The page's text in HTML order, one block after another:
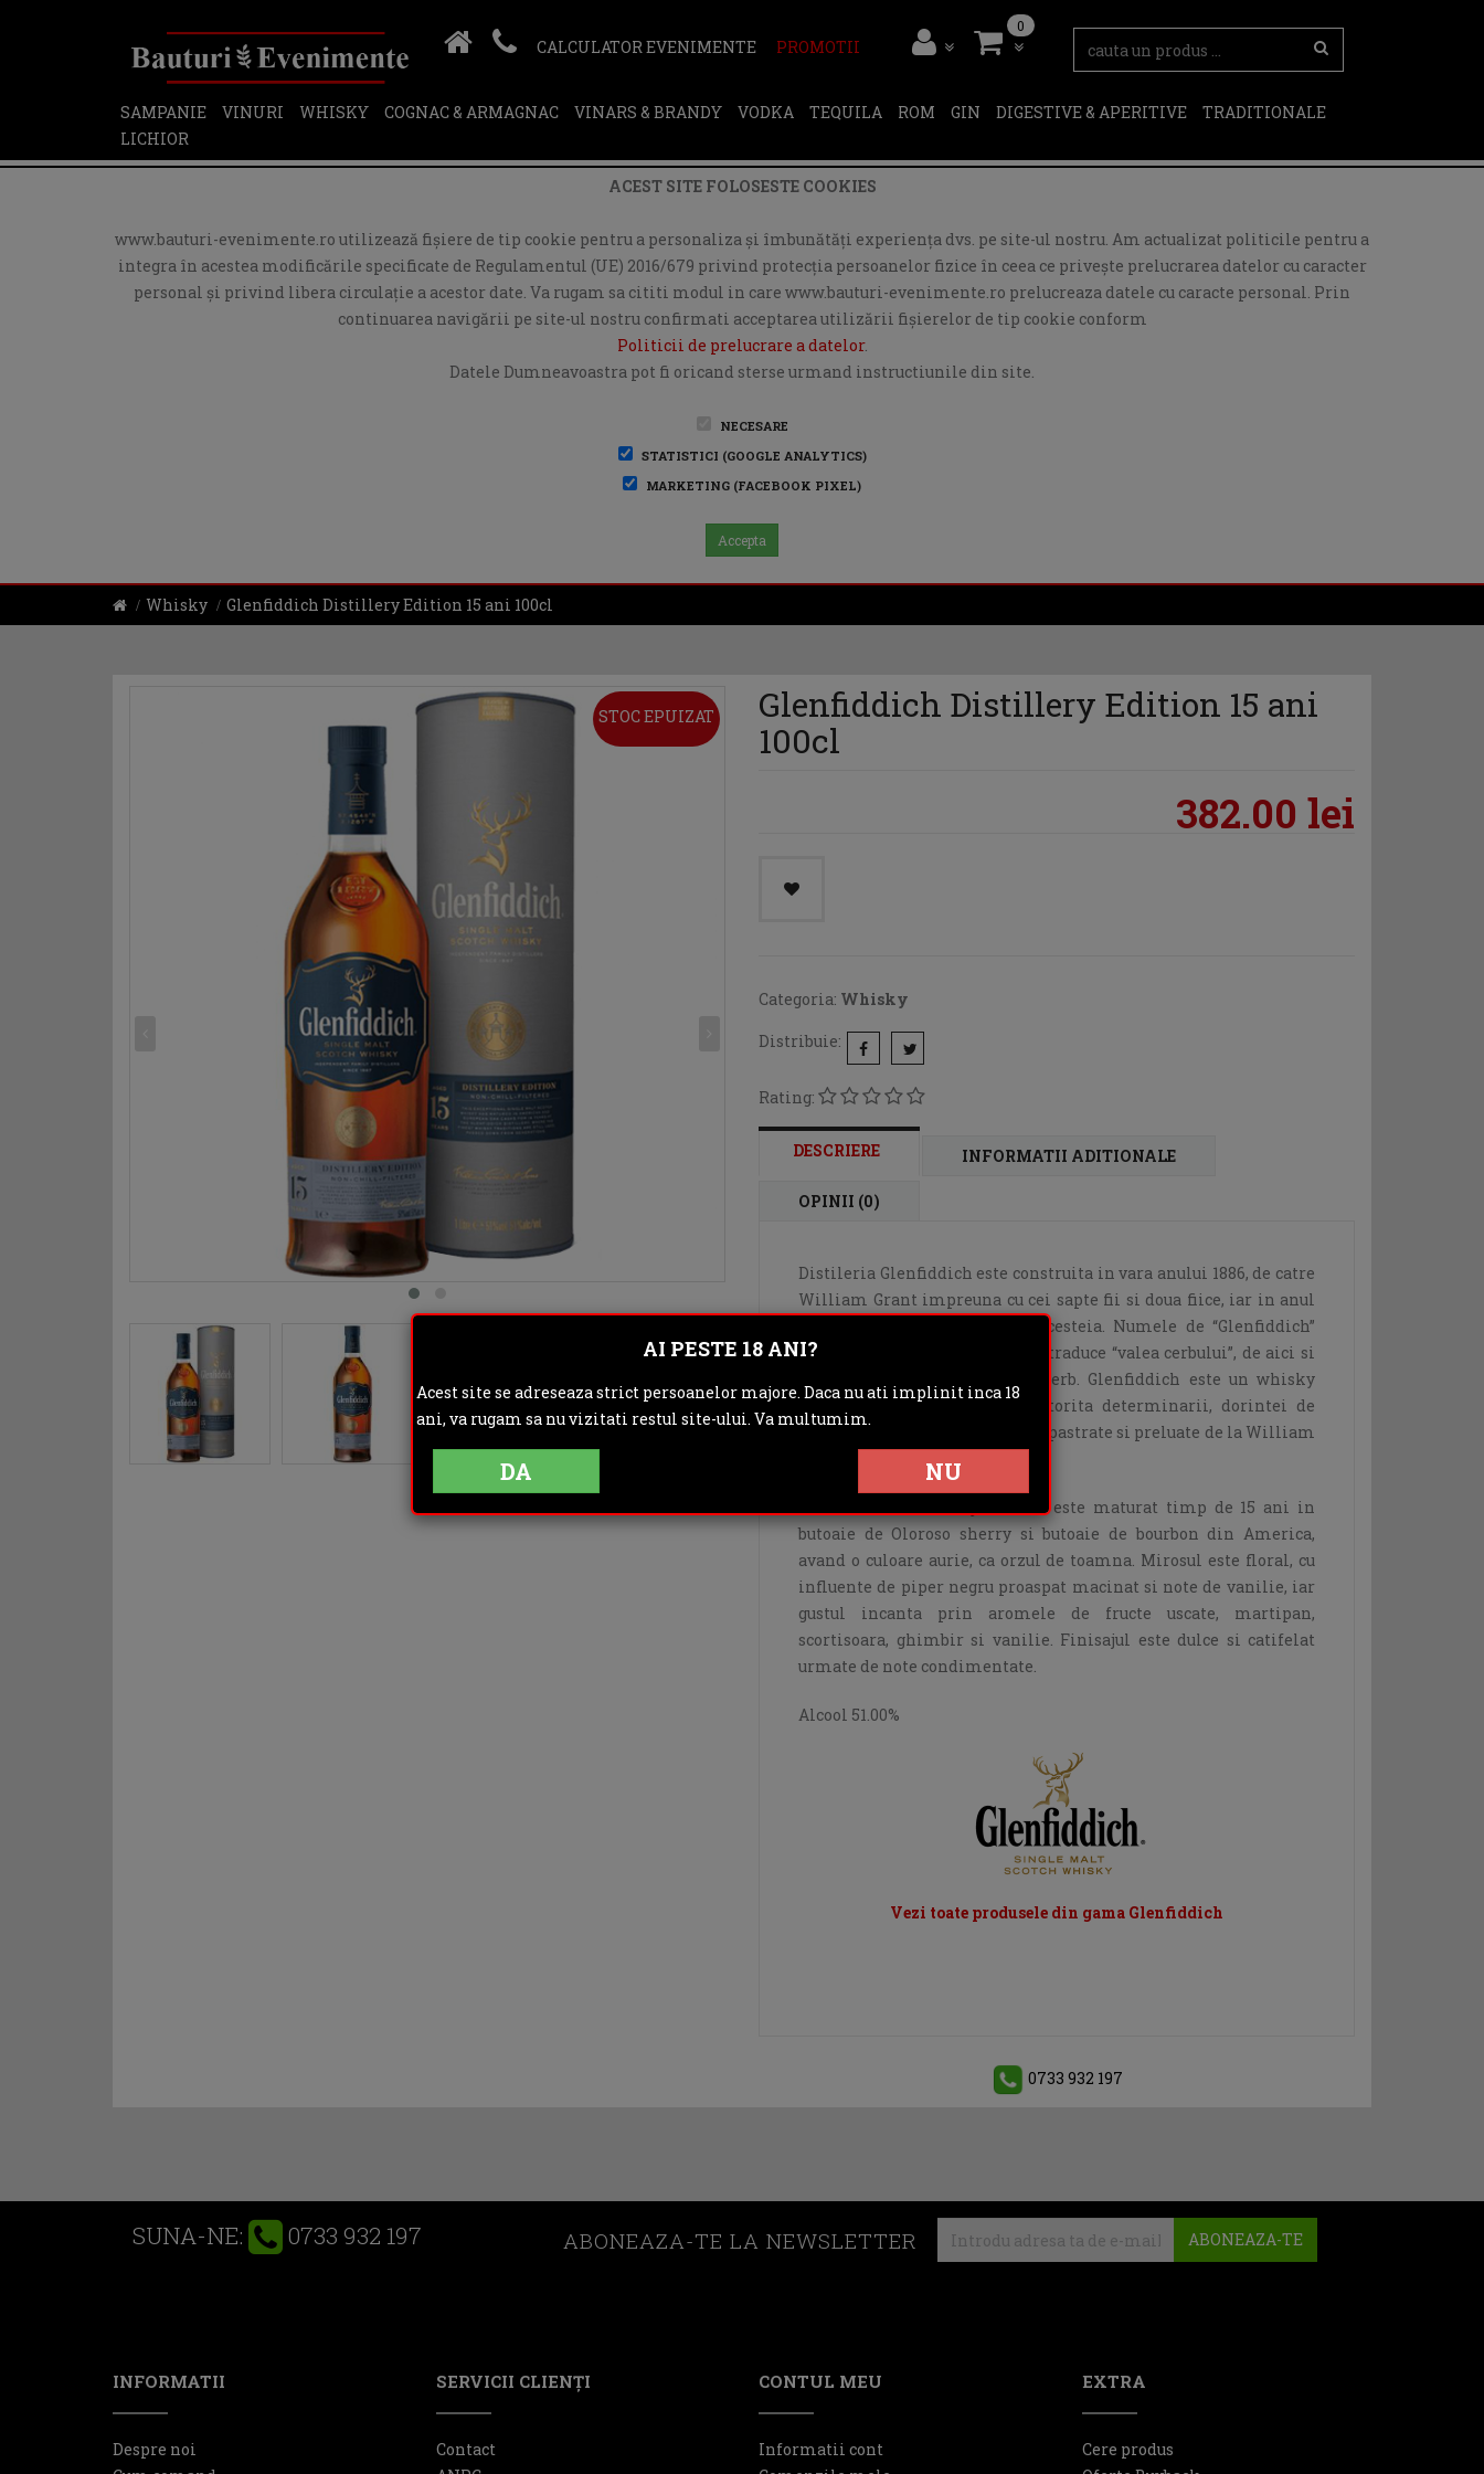
CALCULATOR EVENIMENTE PROMOTII
0
SAMPANIE VINURI WHISKY COGNAC & ARMAGNAC VINARS & BRANDY VODKA TEQUILA ROM GIN DIGESTIVE & APERITIVE
TRADITIONALE
LICHIOR
ACEST SITE FOLOSESTE COOKIES
www.bauturi-evenimente.ro utilizează fişiere de tip cookie pentru a personaliza și îmbunătăți experiența dvs. pe site-ul nostru. Am actualizat politicile pentru a
integra în acestea modificările specificate de Regulamentul (UE) 2016/679 privind protecția persoanelor fizice în ceea ce privește prelucrarea datelor cu caracter
personal și privind libera circulație a acestor date. Va rugam sa cititi modul in care www.bauturi-evenimente.ro prelucreaza datele cu caracte personal. Prin
continuarea navigării pe site-ul nostru confirmati acceptarea utilizării fişierelor de tip cookie conform
Politicii de prelucrare a datelor.
Datele Dumneavoastra pot fi oricand sterse urmand instructiunile din site.
NECESARE
STATISTICI (GOOGLE ANALYTICS)
MARKETING (FACEBOOK PIXEL)
Accepta
Whisky Glenfiddich Distillery Edition 15 ani 100cl
STOC EPUIZAT
Glenfiddich Distillery Edition 15 ani
100cl
382.00 lei
Categoria: Whisky
Distribuie:
Rating:
DESCRIERE INFORMATII ADITIONALE
OPINII (0)
Distileria Glenfiddich este construita in vara anului 1886, de catre
William Grant impreuna cu cei sapte fii si doua fiice, iar in anul
1887 reusesc sa puna bazele acesteia. Numele de “Glenfiddich”
provine din limba galeza si se traduce “valea cerbului”, de aici si
eticheta ce intruchipeaza un cerb. Glenfiddich este un whisky
foarte apreciat si premiat, datorita determinarii, dorintei de
perfectionare si pasiune, valori pastrate si preluate de la William
Glenfiddich Distillery Editioneste maturat timp de 15 ani in
butoaie de Oloroso sherry si butoaie de bourbon din America,
avand o culoare aurie, ca orzul de toamna. Mirosul este floral, cu
influente de piper negru proaspat macinat si note de vanilie, iar
gustul incanta prin aromele de fructe uscate, martipan,
scortisoara, ghimbir si vanilie. Finisajul este dulce si catifelat
urmate de note condimentate.
Alcool 51.00%
Vezi toate produsele din gama Glenfiddich
0733 932 197
SUNA-NE: 0733 932 197 ABONEAZA-TE LA NEWSLETTER ABONEAZA-TE
INFORMATII
Despre noi
SERVICII CLIENŢI
Contact
CONTUL MEU
Informatii cont
EXTRA
Cere produs
AI PESTE 18 ANI?
Acest site se adreseaza strict persoanelor majore. Daca nu ati implinit inca 18
ani, va rugam sa nu vizitati restul site-ului. Va multumim.
DA NU